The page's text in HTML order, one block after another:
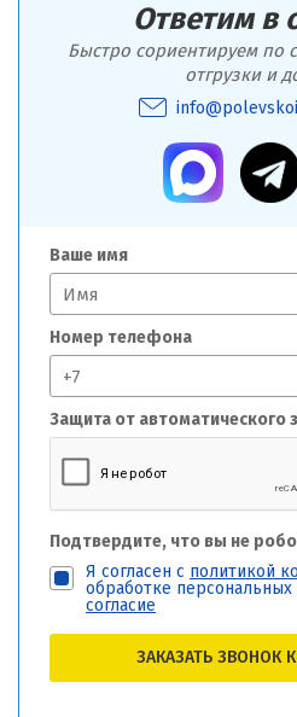
Ответим в
Быстро сориентируем по
отгрузки и
Ваше имя
Номер телефона
Защита от автоматического
Подтвердите, что вы не
Я согласен с политикой
обработке персональных
согласие
ЗАКАЗАТЬ ЗВОНОК